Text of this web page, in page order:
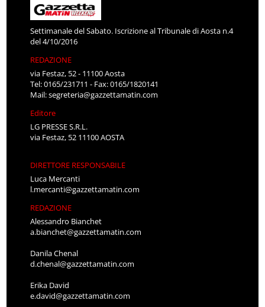
Settimanale del Sabato. Iscrizione al Tribunale di Aosta n.4
del 4/10/2016
REDAZIONE
via Festaz, 52 - 11100 Aosta
Tel: 0165/231711 - Fax: 0165/1820141
Mail:segreteria@gazzettamatin.com
Editore
LG PRESSE S.R.L.
via Festaz, 52 11100 AOSTA
DIRETTORE RESPONSABILE
Luca Mercanti
l.mercanti@gazzettamatin.com
REDAZIONE
Alessandro Bianchet
a.bianchet@gazzettamatin.com
Danila Chenal
d.chenal@gazzettamatin.com
Erika David
e.david@gazzettamatin.com